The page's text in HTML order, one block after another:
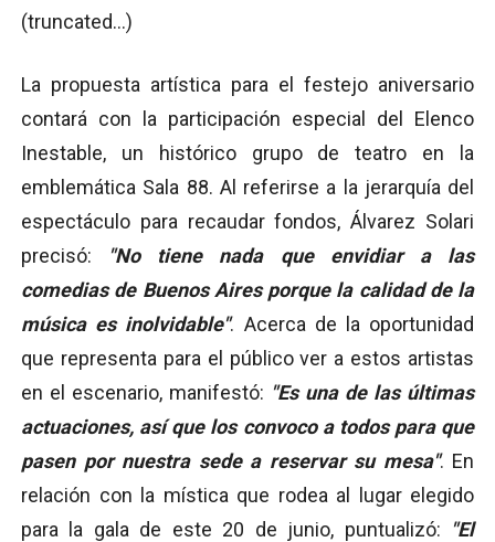
(truncated...)
La propuesta artística para el festejo aniversario
contará con la participación especial del Elenco
Inestable, un histórico grupo de teatro en la
emblemática Sala 88. Al referirse a la jerarquía del
espectáculo para recaudar fondos, Álvarez Solari
precisó:
"No tiene nada que envidiar a las
comedias de Buenos Aires porque la calidad de la
música es inolvidable". Acerca de la oportunidad
que representa para el público ver a estos artistas
en el escenario, manifestó: "Es una de las últimas
actuaciones, así que los convoco a todos para que
pasen por nuestra sede a reservar su mesa". En
relación con la mística que rodea al lugar elegido
para la gala de este 20 de junio, puntualizó:
"El